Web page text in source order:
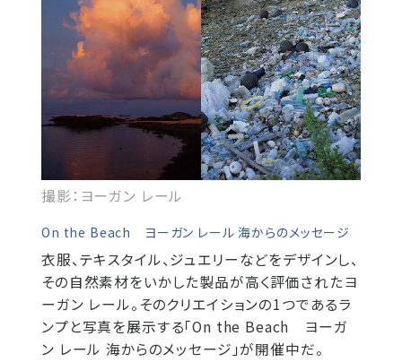
撮影：ヨーガン レール
On the Beach ヨーガン レール 海からのメッセージ
衣服、テキスタイル、ジュエリーなどをデザインし、
その自然素材をいかした製品が高く評価されたヨ
ーガン レール。そのクリエイションの1つであるラ
ンプと写真を展示する「On the Beach ヨーガ
ン レール 海からのメッセージ」が開催中だ。